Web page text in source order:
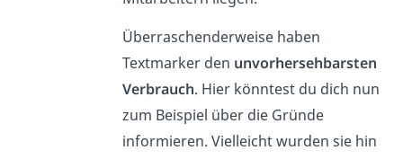
Überraschenderweise haben
Textmarker den unvorhersehbarsten
Verbrauch. Hier könntest du dich nun
zum Beispiel über die Gründe
informieren. Vielleicht wurden sie hin